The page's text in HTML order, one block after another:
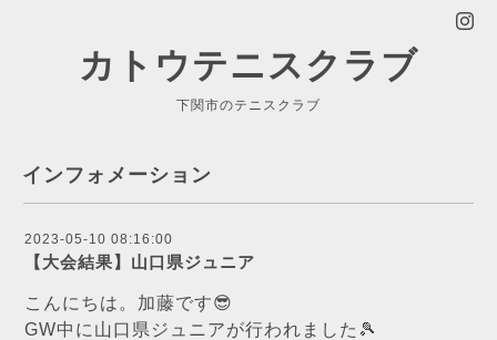
カトウテニスクラブ
下関市のテニスクラブ
インフォメーション
2023-05-10 08:16:00
【大会結果】山口県ジュニア
こんにちは。加藤です😎
GW中に山口県ジュニアが行われました🎾